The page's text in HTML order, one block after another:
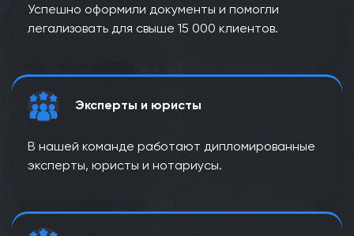
Успешно оформили документы и помогли
легализовать для свыше 15 000 клиентов.
Эксперты и юристы
В нашей команде работают дипломированные
эксперты, юристы и нотариусы.